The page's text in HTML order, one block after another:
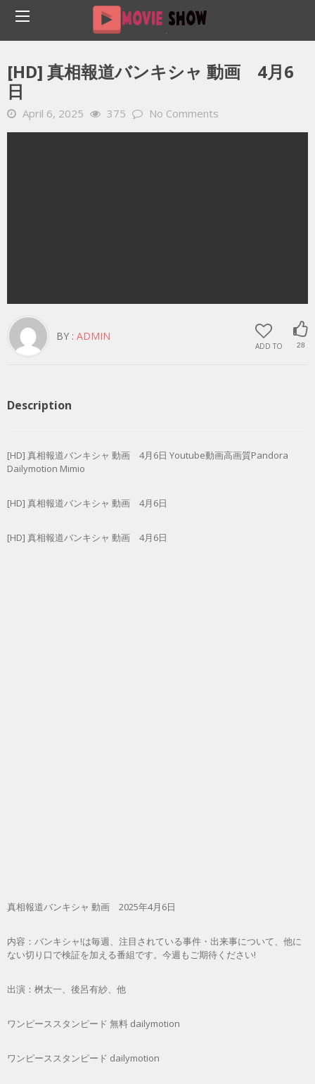
Home
YOUTUBE 動画 毎日
[HD] 真相報道バンキシャ 動画 4月6日
[HD] 真相報道バンキシャ 動画 4月6
日
April 6, 2025 375 No Comments
ADD TO 28
BY : ADMIN
Description
[HD] 真相報道バンキシャ 動画 4月6日 Youtube動画高画質Pandora
Dailymotion Mimio
[HD] 真相報道バンキシャ 動画 4月6日
[HD] 真相報道バンキシャ 動画 4月6日
真相報道バンキシャ 動画 2025年4月6日
内容：バンキシャ!は毎週、注目されている事件・出来事について、他に
ない切り口で検証を加える番組です。今週もご期待ください!
出演：桝太一、後呂有紗、他
ワンピーススタンピード 無料 dailymotion
ワンピーススタンピード dailymotion